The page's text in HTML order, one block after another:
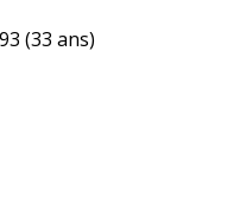
(33 ans)